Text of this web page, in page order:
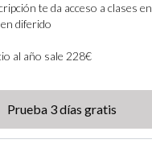
te da acceso a clases en
diferido
al año sale 228€
Prueba 3 días gratis